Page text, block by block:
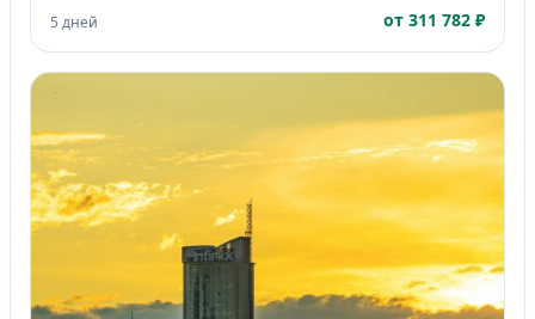
5 дней
от 311 782 ₽